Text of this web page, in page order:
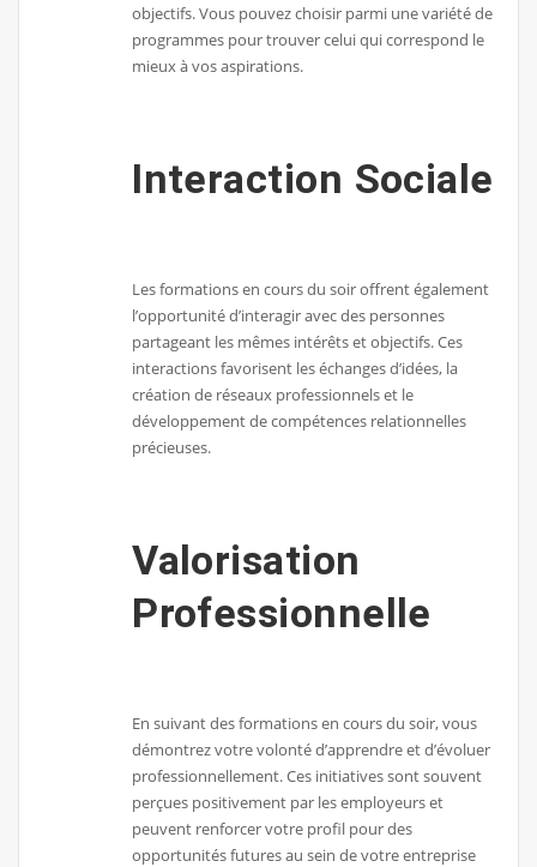
objectifs. Vous pouvez choisir parmi une variété de
programmes pour trouver celui qui correspond le
mieux à vos aspirations.
Interaction Sociale
Les formations en cours du soir offrent également
l’opportunité d’interagir avec des personnes
partageant les mêmes intérêts et objectifs. Ces
interactions favorisent les échanges d’idées, la
création de réseaux professionnels et le
développement de compétences relationnelles
précieuses.
Valorisation
Professionnelle
En suivant des formations en cours du soir, vous
démontrez votre volonté d’apprendre et d’évoluer
professionnellement. Ces initiatives sont souvent
perçues positivement par les employeurs et
peuvent renforcer votre profil pour des
opportunités futures au sein de votre entreprise